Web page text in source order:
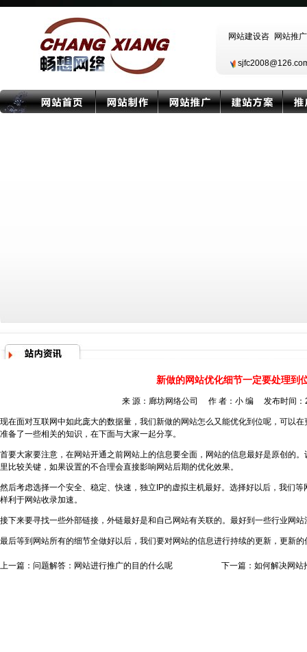
新做的网站优化细节一定要处理到
来 源： 廊坊网络公司 作 者：小 编 发布时间：
现在面对互联网中如此庞大的数据量，我们新做的网站怎么又能优化到位呢，可以
准备了一些相关的知识，在下面与大家一起分享。
首要大家要注意，在网站开通之前网站上的信息要全面，网站的信息最好是原创的
里比较关键，如果设置的不合理会直接影响网站后期的优化效果。
然后考虑选择一个安全、稳定、快速，独立IP的虚拟主机最好。选择好以后，我们
样利于网站收录加速。
接下来要寻找一些外部链接，外链最好是和自己网站有关联的。最好到一些行业网
最后等到网站所有的细节全做好以后，我们要对网站的信息进行持续的更新，更新
上一篇： 问题解答：网站进行推广的目的什么呢 下一篇： 如何解决网站